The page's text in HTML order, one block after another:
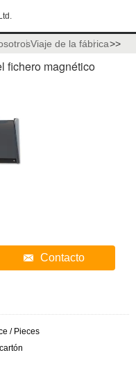
Viaje de la fábrica>>
fichero magnético
Contacto
/ Pieces